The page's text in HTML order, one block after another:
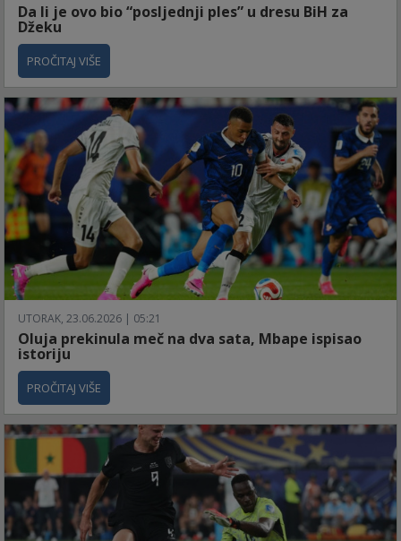
Da li je ovo bio “posljednji ples” u dresu BiH za
Džeku
PROČITAJ VIŠE
UTORAK, 23.06.2026 | 05:21
Oluja prekinula meč na dva sata, Mbape ispisao
istoriju
PROČITAJ VIŠE